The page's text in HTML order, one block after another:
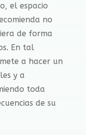
el espacio
no
de forma
En tal
a hacer un
y a
toda
de su